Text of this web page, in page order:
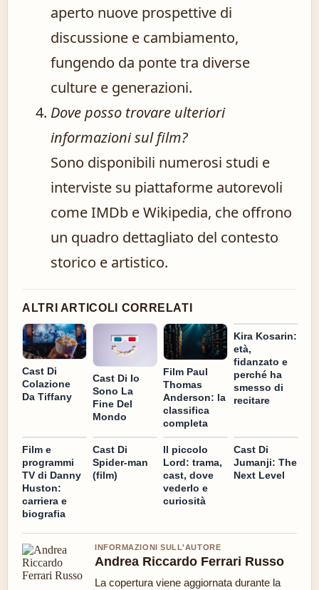
aperto nuove prospettive di
discussione e cambiamento,
fungendo da ponte tra diverse
culture e generazioni.
Dove posso trovare ulteriori
informazioni sul film?
Sono disponibili numerosi studi e
interviste su piattaforme autorevoli
come IMDb e Wikipedia, che offrono
un quadro dettagliato del contesto
storico e artistico.
ALTRI ARTICOLI CORRELATI
Cast Di
Colazione
Da Tiffany
Cast Di Io
Sono La
Fine Del
Mondo
Film Paul
Thomas
Anderson: la
classifica
completa
Kira Kosarin:
età,
fidanzato e
perché ha
smesso di
recitare
Film e
programmi
TV di Danny
Huston:
carriera e
biografia
Cast Di
Spider-man
(film)
Il piccolo
Lord: trama,
cast, dove
vederlo e
curiosità
Cast Di
Jumanji: The
Next Level
INFORMAZIONI SULL'AUTORE
Andrea Riccardo Ferrari Russo
La copertura viene aggiornata durante la